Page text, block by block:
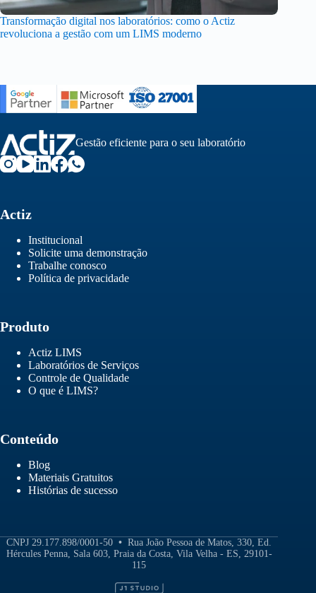
Transformação digital nos laboratórios: como o Actiz
revoluciona a gestão com um LIMS moderno
Gestão eficiente para o seu laboratório
Actiz
Institucional
Solicite uma demonstração
Trabalhe conosco
Política de privacidade
Produto
Actiz LIMS
Laboratórios de Serviços
Controle de Qualidade
O que é LIMS?
Conteúdo
Blog
Materiais Gratuitos
Histórias de sucesso
CNPJ 29.177.898/0001-50 • Rua João Pessoa de Matos, 330, Ed.
Hércules Penna, Sala 603, Praia da Costa, Vila Velha - ES, 29101-
115